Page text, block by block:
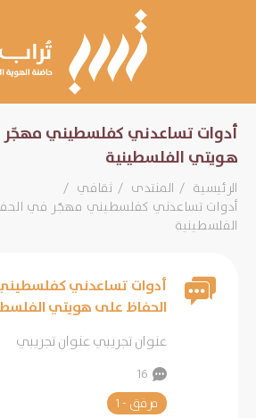
أدوات تساعدني كفلسطيني
هويتي الفلسطينية
الرئيسية المنتدى
ثقافي
أدوات تساعدني كفلسطيني مهجّر في
الفلسطينية
أدوات تساعدني
الحفاظ على هويتي
عنوان تجريبي عنوان تجريبي
16
مرفق - 1